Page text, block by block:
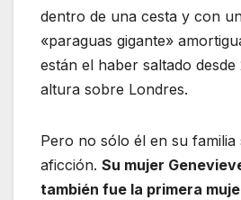
dentro de una cesta y con
«paraguas gigante»
están el haber saltado
altura sobre Londres.
Pero no sólo él en su familia
aficción. Su mujer
también fue la primera